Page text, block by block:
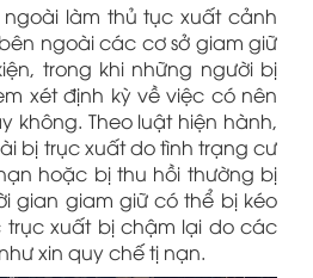
làm thủ tục xuất cảnh
ngoài các cơ sở giam giữ
trong khi những người bị
xét định kỳ về việc có nên
không. Theo luật hiện hành,
bị trục xuất do tình trạng cư
hoặc bị thu hồi thường bị
gian giam giữ có thể bị kéo
xuất bị chậm lại do các
xin quy chế tị nạn.